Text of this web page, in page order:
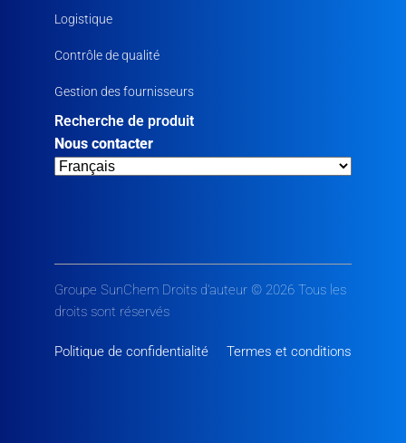
Logistique
Contrôle de qualité
Gestion des fournisseurs
Recherche de produit
Nous contacter
Groupe SunChem Droits d'auteur © 2026 Tous les
droits sont réservés
Politique de confidentialité Termes et conditions